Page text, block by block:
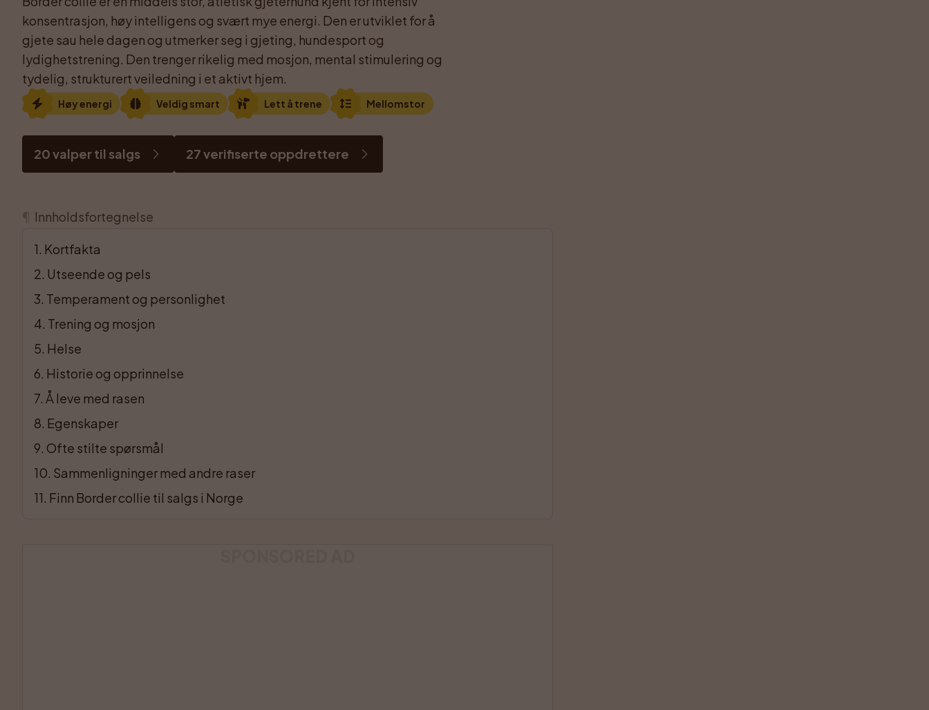
konsentrasjon, høy intelligens og svært mye energi. Den er utviklet for å
gjete sau hele dagen og utmerker seg i gjeting, hundesport og
lydighetstrening. Den trenger rikelig med mosjon, mental stimulering og
tydelig, strukturert veiledning i et aktivt hjem.
Høy energi Veldig smart Lett å trene Mellomstor
20 valper til salgs 27 verifiserte oppdrettere
Innholdsfortegnelse
1. Kortfakta
2. Utseende og pels
3. Temperament og personlighet
4. Trening og mosjon
5. Helse
6. Historie og opprinnelse
7. Å leve med rasen
8. Egenskaper
9. Ofte stilte spørsmål
10. Sammenligninger med andre raser
11. Finn Border collie til salgs i Norge